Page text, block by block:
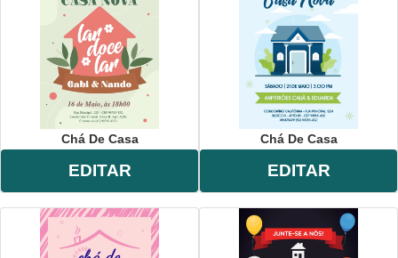
Chá De Casa
EDITAR
Chá De Casa
EDITAR